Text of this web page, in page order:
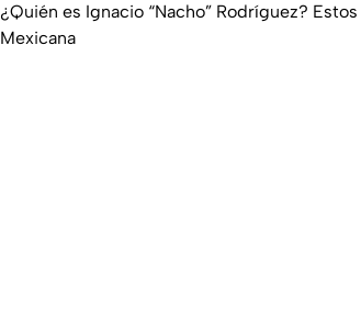
¿Quién es Ignacio “Nacho” Rodríguez?
Mexicana